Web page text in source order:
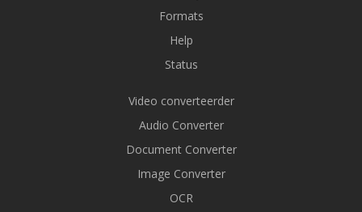
Formats
Help
Status
Video converteerder
Audio Converter
Document Converter
Image Converter
OCR